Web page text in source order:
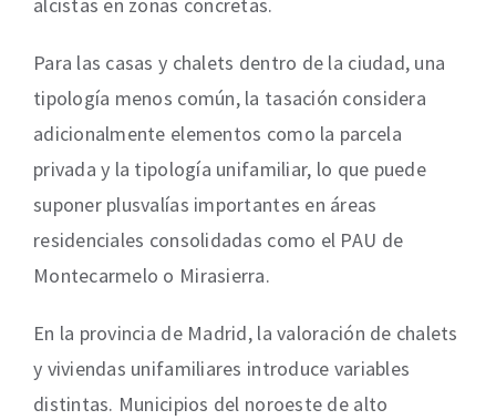
Para las casas y chalets dentro de la ciudad, una
tipología menos común, la tasación considera
adicionalmente elementos como la parcela
privada y la tipología unifamiliar, lo que puede
suponer plusvalías importantes en áreas
residenciales consolidadas como el PAU de
Montecarmelo o Mirasierra.
En la provincia de Madrid, la valoración de chalets
y viviendas unifamiliares introduce variables
distintas. Municipios del noroeste de alto